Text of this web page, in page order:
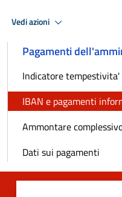
Vedi azioni
Pagamenti
Indicatore tempestivita'
IBAN e pagamenti
Ammontare
Dati sui pagamenti